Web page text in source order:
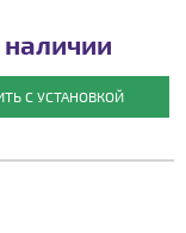
наличии
С УСТАНОВКОЙ